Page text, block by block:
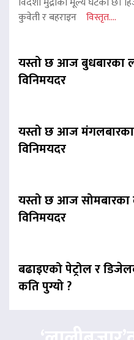
कुवेती र बहराइन विस्तृत....
यस्तो छ आज बुधबारका
विनिमयदर
यस्तो छ आज मंगलबारका
विनिमयदर
यस्तो छ आज सोमबारका
विनिमयदर
बढाइएको पेट्रोल र
कति पुग्यो ?